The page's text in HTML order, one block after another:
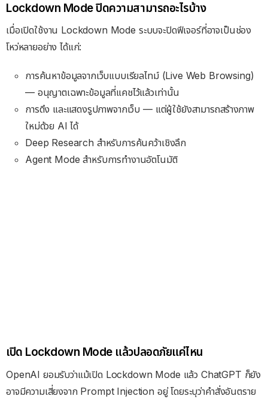
Lockdown Mode ปิดความสามารถอะไรบ้าง
เมื่อเปิดใช้งาน Lockdown Mode ระบบจะปิดฟีเจอร์ที่อาจเป็นช่อง
โหว่หลายอย่าง ได้แก่:
การค้นหาข้อมูลจากเว็บแบบเรียลไทม์ (Live Web Browsing)
— อนุญาตเฉพาะข้อมูลที่แคชไว้แล้วเท่านั้น
การดึง และแสดงรูปภาพจากเว็บ — แต่ผู้ใช้ยังสามารถสร้างภาพ
ใหม่ด้วย AI ได้
Deep Research สำหรับการค้นคว้าเชิงลึก
Agent Mode สำหรับการทำงานอัตโนมัติ
เปิด Lockdown Mode แล้วปลอดภัยแค่ไหน
OpenAI ยอมรับว่าแม้เปิด Lockdown Mode แล้ว ChatGPT ก็ยัง
อาจมีความเสี่ยงจาก Prompt Injection อยู่ โดยระบุว่าคำสั่งอันตราย